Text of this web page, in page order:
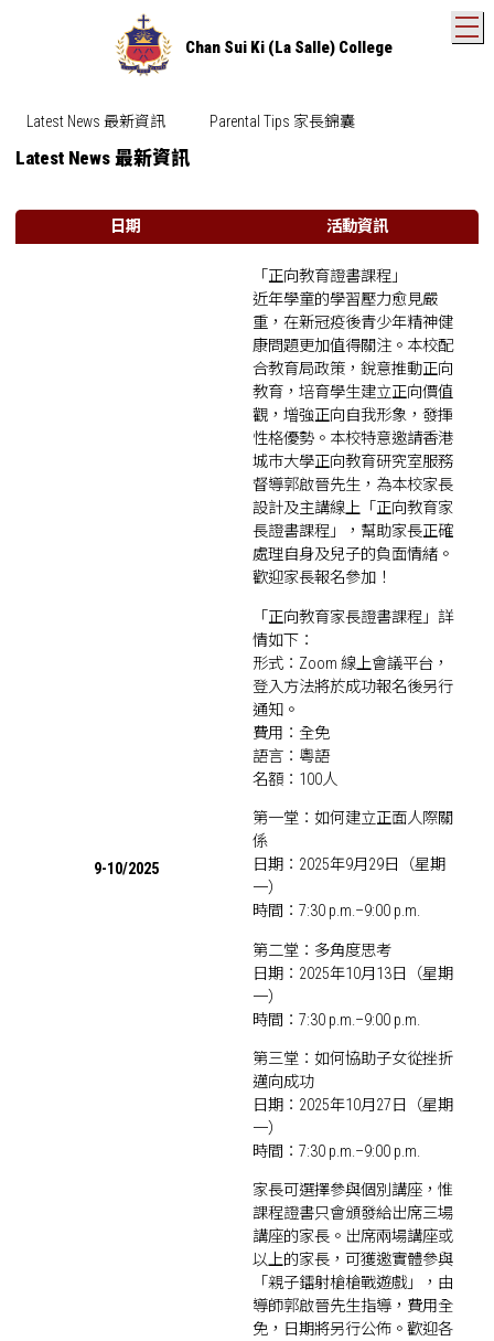
Chan Sui Ki (La Salle) College
Latest News 最新資訊 Parental Tips 家長錦囊
Latest News 最新資訊
日期 活動資訊
9-10/2025
「正向教育證書課程」
近年學童的學習壓力愈見嚴
重，在新冠疫後青少年精神健
康問題更加值得關注。本校配
合教育局政策，銳意推動正向
教育，培育學生建立正向價值
觀，增強正向自我形象，發揮
性格優勢。本校特意邀請香港
城巿大學正向教育研究室服務
督導郭啟晉先生，為本校家長
設計及主講線上「正向教育家
長證書課程」，幫助家長正確
處理自身及兒子的負面情緒。
歡迎家長報名參加！
「正向教育家長證書課程」詳
情如下：
形式：Zoom 線上會議平台，
登入方法將於成功報名後另行
通知。
費用：全免
語言：粵語
名額：100人
第一堂：如何建立正面人際關
係
日期：2025年9月29日（星期
一）
時間：7:30 p.m.–9:00 p.m.
第二堂：多角度思考
日期：2025年10月13日（星期
一）
時間：7:30 p.m.–9:00 p.m.
第三堂：如何協助子女從挫折
邁向成功
日期：2025年10月27日（星期
一）
時間：7:30 p.m.–9:00 p.m.
家長可選擇參與個別講座，惟
課程證書只會頒發給出席三場
講座的家長。出席兩場講座或
以上的家長，可獲邀實體參與
「親子鐳射槍槍戰遊戲」，由
導師郭啟晉先生指導，費用全
免，日期將另行公佈。歡迎各